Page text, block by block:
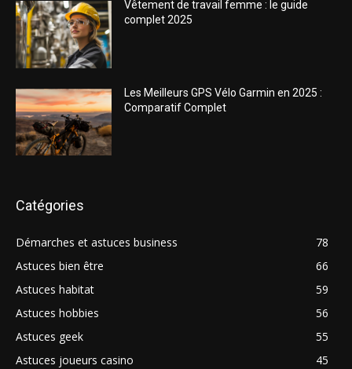
Vêtement de travail femme : le guide
complet 2025
Les Meilleurs GPS Vélo Garmin en 2025 :
Comparatif Complet
Catégories
Démarches et astuces business
78
Astuces bien être
66
Astuces habitat
59
Astuces hobbies
56
Astuces geek
55
Astuces joueurs casino
45